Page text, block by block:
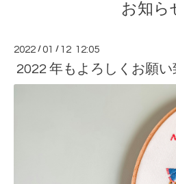
お知ら
2022 /01 / 12 12:05
2022 年もよろしくお願い